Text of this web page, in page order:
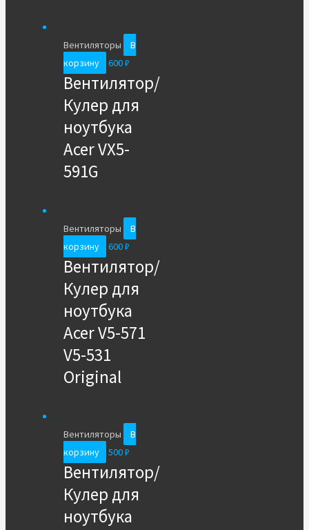
Вентиляторы
В
корзину
600₽
Вентилятор/
Кулер для
ноутбука
Acer VX5-
591G
Вентиляторы
В
корзину
600₽
Вентилятор/
Кулер для
ноутбука
Acer V5-571
V5-531
Original
Вентиляторы
В
корзину
500₽
Вентилятор/
Кулер для
ноутбука